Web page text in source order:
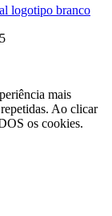
mais
Ao clicar
os cookies.